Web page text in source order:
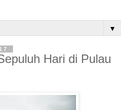
▼
Hari di Pulau